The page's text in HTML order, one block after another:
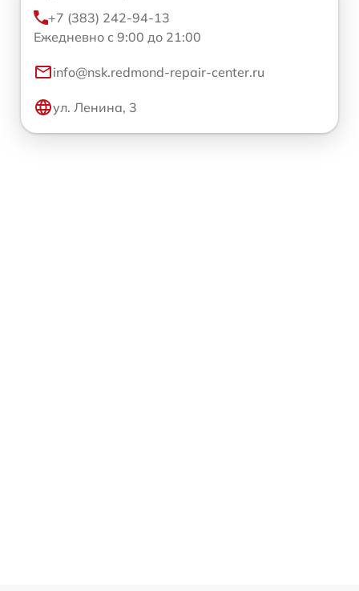
+7 (383) 242-94-13
Ежедневно с 9:00 до 21:00
info@nsk.redmond-repair-center.ru
ул. Ленина, 3